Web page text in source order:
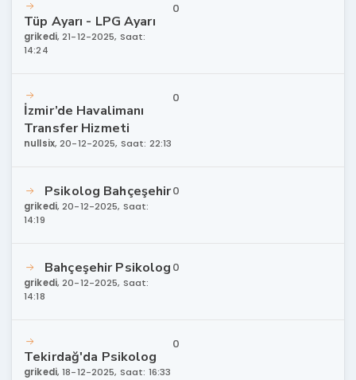
Tüp Ayarı - LPG Ayarı
grikedi,21-12-2025, Saat:
14:24
0
İzmir’de Havalimanı
Transfer Hizmeti
nullsix,20-12-2025, Saat: 22:13
0
Psikolog Bahçeşehir
grikedi,20-12-2025, Saat:
14:19
0
Bahçeşehir Psikolog
grikedi,20-12-2025, Saat:
14:18
0
Tekirdağ'da Psikolog
grikedi,18-12-2025, Saat: 16:33
0